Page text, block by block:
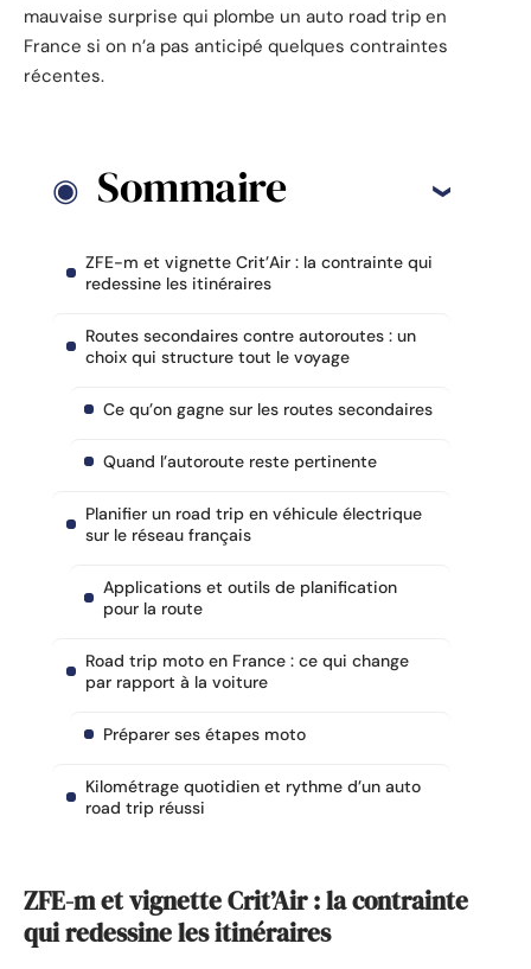
mauvaise surprise qui plombe un auto road trip en
France si on n’a pas anticipé quelques contraintes
récentes.
Sommaire
ZFE-m et vignette Crit’Air : la contrainte qui
redessine les itinéraires
Routes secondaires contre autoroutes : un
choix qui structure tout le voyage
Ce qu’on gagne sur les routes secondaires
Quand l’autoroute reste pertinente
Planifier un road trip en véhicule électrique
sur le réseau français
Applications et outils de planification
pour la route
Road trip moto en France : ce qui change
par rapport à la voiture
Préparer ses étapes moto
Kilométrage quotidien et rythme d’un auto
road trip réussi
ZFE-m et vignette Crit’Air : la contrainte
qui redessine les itinéraires